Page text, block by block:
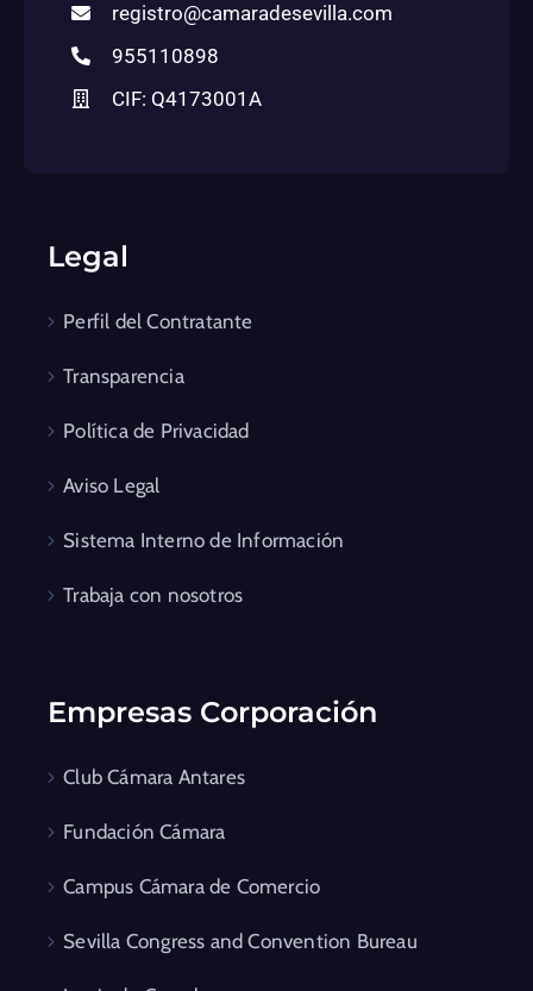
registro@camaradesevilla.com
955110898
CIF: Q4173001A
Legal
Perfil del Contratante
Transparencia
Política de Privacidad
Aviso Legal
Sistema Interno de Información
Trabaja con nosotros
Empresas Corporación
Club Cámara Antares
Fundación Cámara
Campus Cámara de Comercio
Sevilla Congress and Convention Bureau